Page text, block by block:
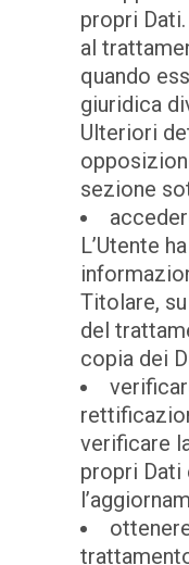
propri
al
quando
giuridica
Ulteriori
sezione
L’Utente
Titolare,
del
copia dei
verificare
propri Dati